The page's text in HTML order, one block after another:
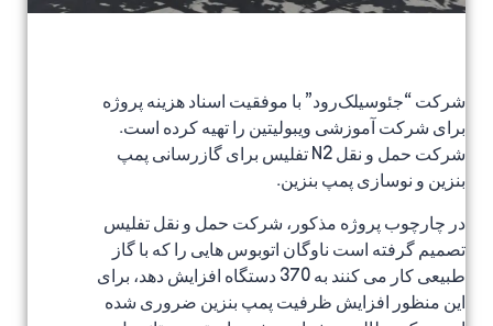
شرکت “جئوسیلک‌رود” با موفقیت اسناد هزینه پروژه
برای شرکت آموزشی ویبولیتین را تهیه کرده است.
شرکت حمل و نقل N2 تفلیس برای گازرسانی پمپ
بنزین و نوسازی پمپ بنزین.
در چارچوب پروژه مذکور، شرکت حمل و نقل تفلیس
تصمیم گرفته است ناوگان اتوبوس هایی را که با گاز
طبیعی کار می کنند به 370 دستگاه افزایش دهد، برای
این منظور افزایش ظرفیت پمپ بنزین ضروری شده